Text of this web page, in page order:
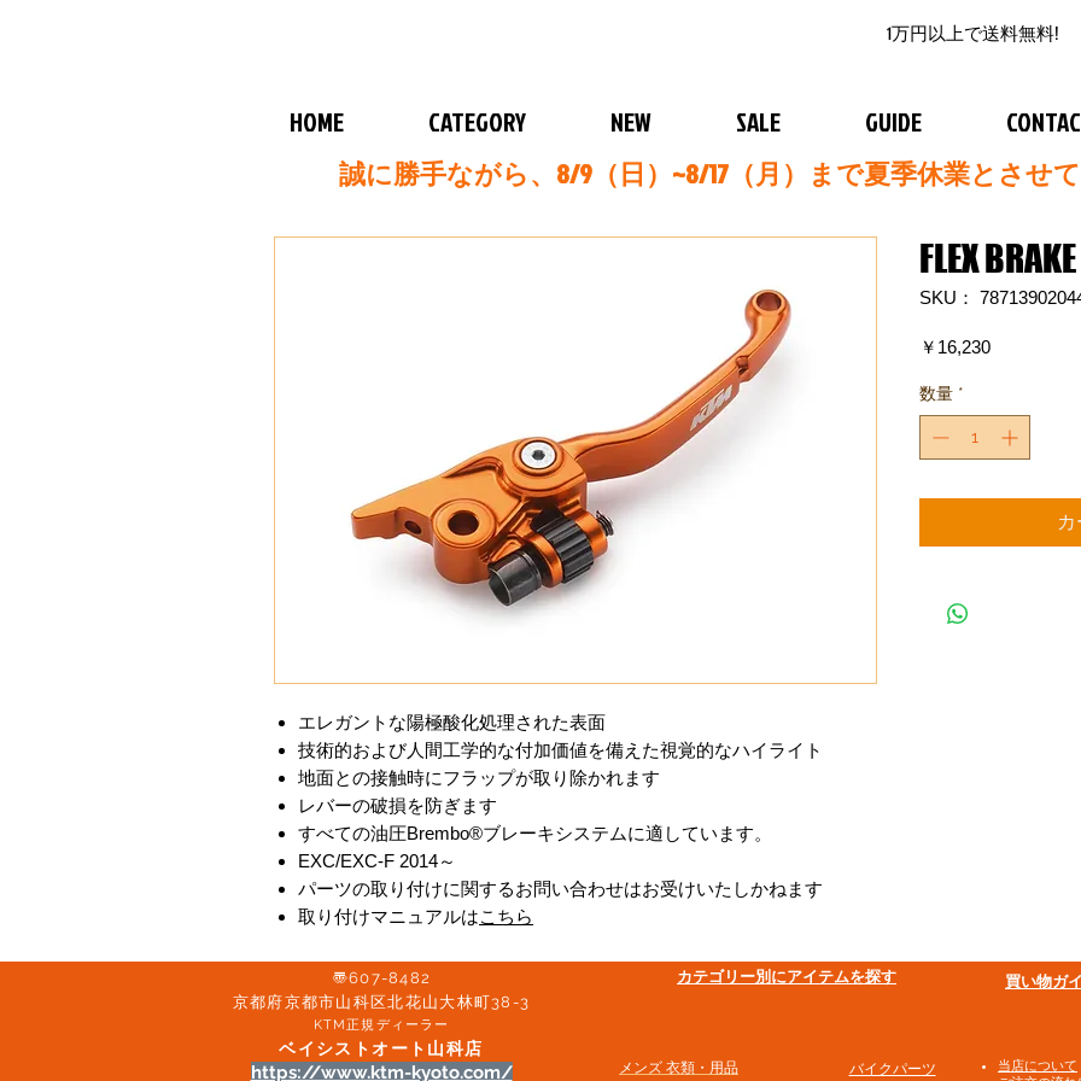
1万円以上で送料無料!
HOME CATEGORY NEW SALE GUIDE
誠に勝手ながら、8/9（日）~8/17（月）まで夏季休業とさせ
エレガントな陽極酸化処理された表面
技術的および人間工学的な付加価値を備えた視覚的なハイライト
地面との接触時にフラップが取り除かれます
レバーの破損を防ぎます
すべての油圧Brembo®ブレーキシステムに適しています。
EXC/EXC-F 2014～
パーツの取り付けに関するお問い合わせはお受けいたしかねます
取り付けマニュアルはこちら
FLEX
SKU：
￥16,230価
数量 *
〠607-8482
京都府京都市山科区北花山大林町38-3​
KTM正規ディーラー
ベイシストオート山科店
https://www.ktm-kyoto.com/
​カテゴリー別にアイテムを探す
メンズ 衣類・用品 バイクパーツ
買い物ガ
​当店について